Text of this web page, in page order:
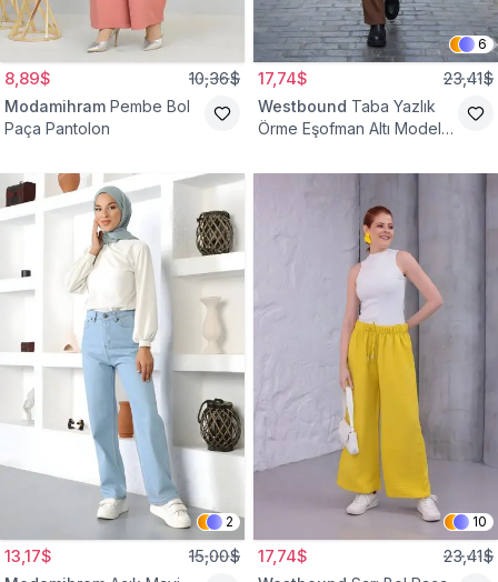
8,89$ 10,36$
Modamihram Pembe Bol
Paça Pantolon
6
17,74$ 23,41$
Westbound Taba Yazlık
Örme Eşofman Altı Model
2
13,17$ 15,00$
10
17,74$ 23,41$